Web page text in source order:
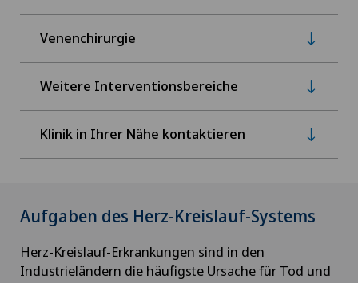
Venenchirurgie
Weitere Interventionsbereiche
Klinik in Ihrer Nähe kontaktieren
Aufgaben des Herz-Kreislauf-Systems
Herz-Kreislauf-Erkrankungen sind in den
Industrieländern die häufigste Ursache für Tod und